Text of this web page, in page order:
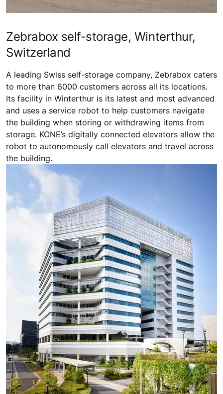
Zebrabox self-storage, Winterthur,
Switzerland
A leading Swiss self-storage company, Zebrabox caters
to more than 6000 customers across all its locations.
Its facility in Winterthur is its latest and most advanced
and uses a service robot to help customers navigate
the building when storing or withdrawing items from
storage. KONE’s digitally connected elevators allow the
robot to autonomously call elevators and travel across
the building.